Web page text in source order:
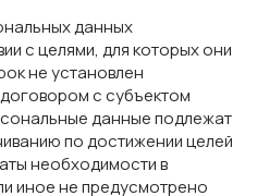
данных
с целями, для которых они
не установлен
с субъектом
данные подлежат
по достижении целей
необходимости в
иное не предусмотрено